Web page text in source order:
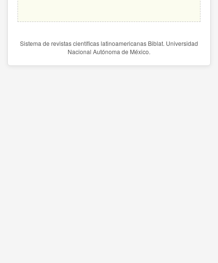
Sistema de revistas científicas latinoamericanas Biblat. Universidad
Nacional Autónoma de México.